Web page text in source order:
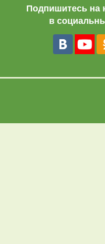
Подпишитесь на
в